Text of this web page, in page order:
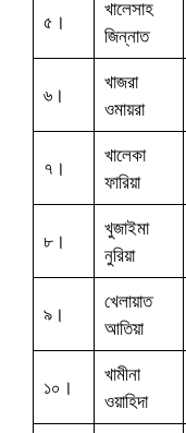
৫।
খালেসাহ
জিন্নাত
৬।
খাজরা
ওমায়রা
৭।
খালেকা
ফারিয়া
৮।
খুজাইমা
নুরিয়া
৯।
খেলায়াত
আতিয়া
১০।
খামীনা
ওয়াহিদা